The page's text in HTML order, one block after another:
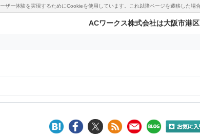
ザー体験を実現するためにCookieを使用しています。これ以降ページを遷移した
ACワークス株式会社は大阪市港